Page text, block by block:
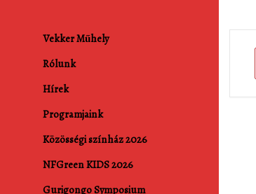
Vekker Műhely
Rólunk
Hírek
Programjaink
Közösségi színház 2026
NFGreen KIDS 2026
Gurigongo Symposium